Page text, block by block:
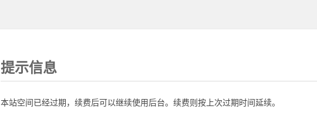
提示信息
本站空间已经过期，续费后可以继续使用后台。续费则按上次过期时间延续。